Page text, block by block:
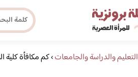
التعليم والدراسة والجامعات›كم مكافأة كلية